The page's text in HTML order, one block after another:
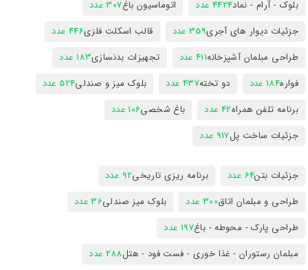
بلوک - آرام - نماد4424 عدد اتوماسیون باغ307 عدد
جزئیات دیوار های آجری359 عدد قالب اسکلت فلزی446 عدد
طراحی مبلمان آشپزخانه411 عدد تجهیزات بدنسازی183 عدد
فواره184 عدد دو تخته437 عدد بلوک میز و صندلی524 عدد
برنامه تلفن همراه42 عدد باغ شخصی106 عدد
جزئیات ساخت پل917 عدد
جزئیات بتن64 عدد برنامه ریزی تاریخی92 عدد
طراحی و مبلمان اتاق300 عدد بلوک میز صندلی36 عدد
طراحی پارک - محوطه - باغ197 عدد
مبلمان رستوران - غذا خوری - فست فود - هتل288 عدد